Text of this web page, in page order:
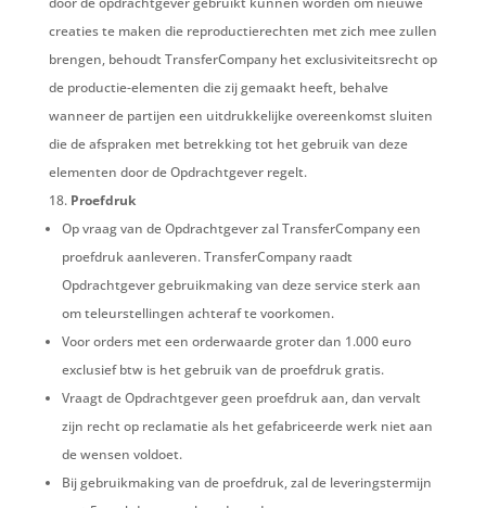
creaties te maken die reproductierechten met zich mee zullen
brengen, behoudt TransferCompany het exclusiviteitsrecht op
de productie-elementen die zij gemaakt heeft, behalve
wanneer de partijen een uitdrukkelijke overeenkomst sluiten
die de afspraken met betrekking tot het gebruik van deze
elementen door de Opdrachtgever regelt.
Proefdruk
Op vraag van de Opdrachtgever zal TransferCompany een
proefdruk aanleveren.TransferCompany raadt
Opdrachtgever gebruikmaking van deze service sterk aan
om teleurstellingen achteraf te voorkomen.
Voor orders met een orderwaarde groter dan 1.000 euro
exclusief btw is het gebruik van de proefdruk gratis.
Vraagt de Opdrachtgever geen proefdruk aan, dan vervalt
zijn recht op reclamatie als het gefabriceerde werk niet aan
de wensen voldoet.
Bij gebruikmaking van de proefdruk, zal de leveringstermijn